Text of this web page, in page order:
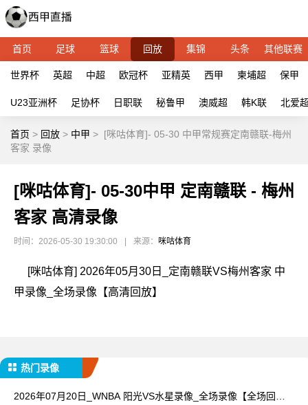
首页 足球 篮球 回放 集锦 头条 其他联赛
世界杯 英超 中超 欧冠杯 亚精英 西甲 柬埔超 保甲
U23亚洲杯 足协杯 日职联 秘鲁甲 澳威超 韩K联 北爱
首页 > 回放 > 中甲 > [咪咕体育]- 05-30 中甲常规赛定南赣联-梅州
客家 录像
[咪咕体育]- 05-30中甲 定南赣联 - 梅州
客家 高清录像
时间：2026-05-30 19:30:00 来源： 咪咕体育
[咪咕体育] 2026年05月30日_定南赣联VS梅州客家 中
甲录像_全场录像【高清回放】
热门录像
2026年07月20日_WNBA 阳光VS水星录像_全场录像【全场回